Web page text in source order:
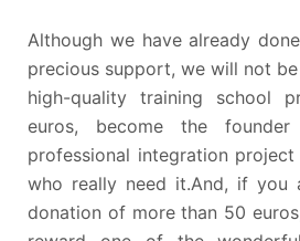
Although we have already
precious support, we will not
high-quality training school
euros, become the
professional integration
who really need it.And, if you
donation of more than 50